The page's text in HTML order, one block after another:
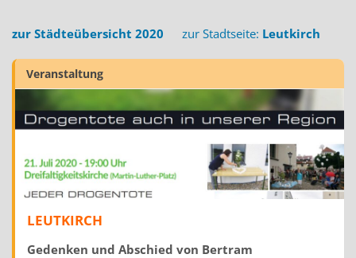
zur Städteübersicht 2020 zur Stadtseite: Leutkirch
Veranstaltung
LEUTKIRCH
Gedenken und Abschied von Bertram